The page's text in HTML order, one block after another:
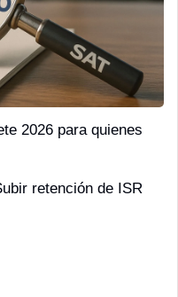
2026 para quienes
retención de ISR